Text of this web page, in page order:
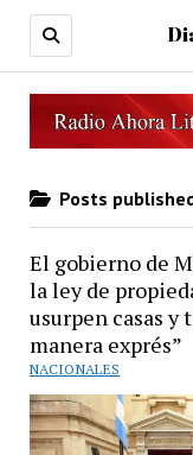
Posts
El gobierno de
la ley de
usurpen casas y
manera exprés”
NACIONALES